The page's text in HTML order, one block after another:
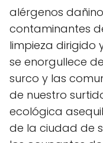
alérgenos
contaminantes
limpieza dirigido
se enorgullece
surco y las
de nuestro
ecológica
de la ciudad de